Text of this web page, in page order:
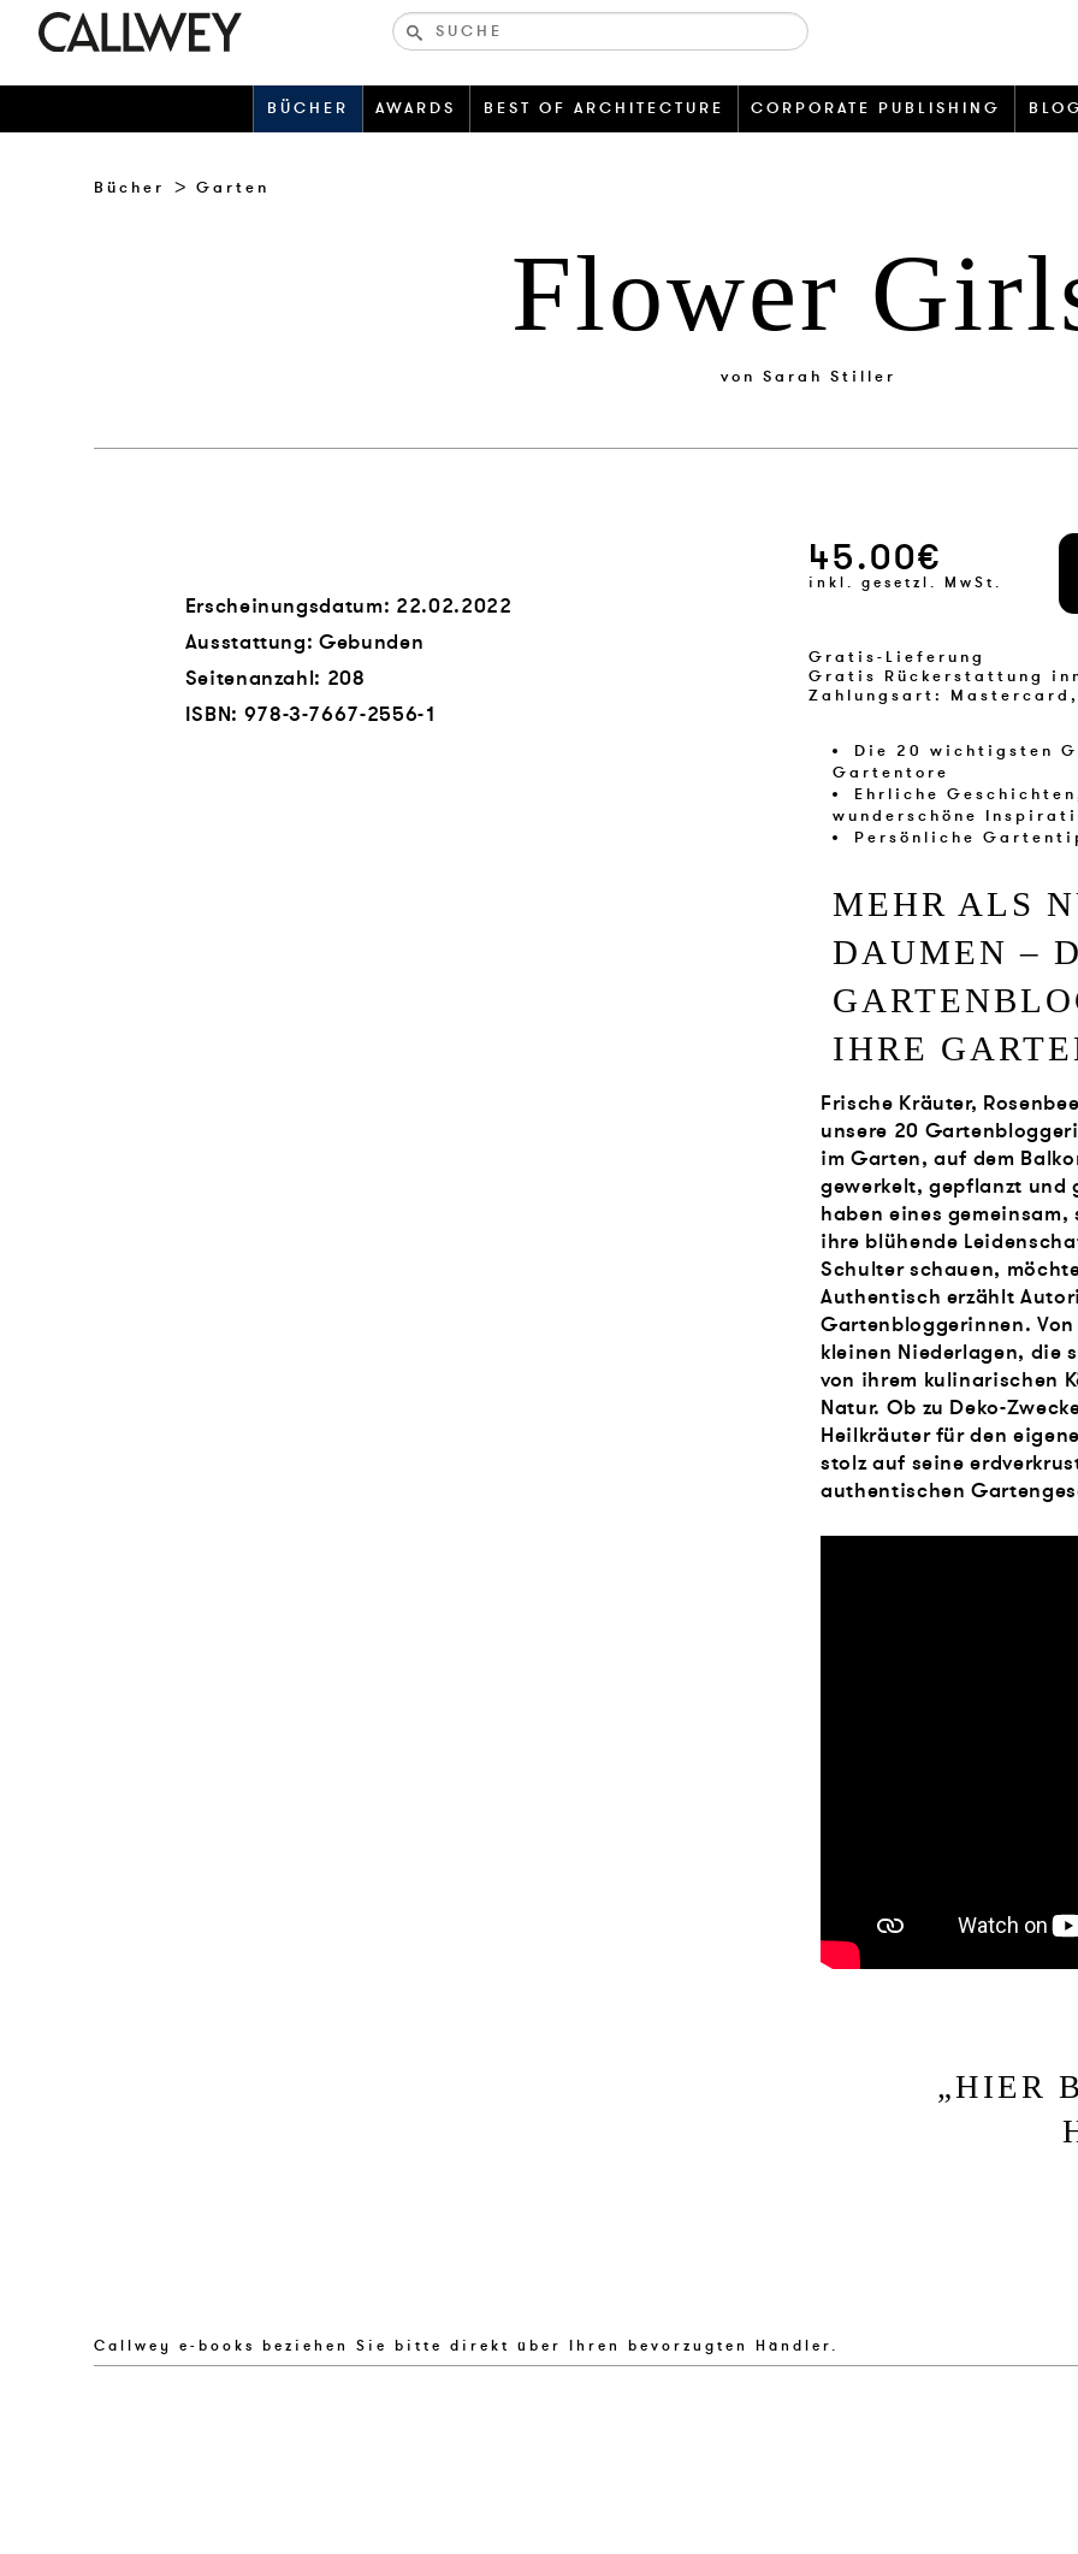
Bücher-
und
zeitschriften
BÜCHER AWARDS BEST OF ARCHITECTURE CORPORATE PUBLISHING
Bücher Garten
Flower
von Sarah Stiller
Erscheinungsdatum: 22.02.2022
Ausstattung: Gebunden
Seitenanzahl: 208
ISBN: 978-3-7667-2556-1
45.00€
inkl. gesetzl. MwSt.
Gratis-Lieferung
Gratis Rückerstattung
Zahlungsart:
Die 20 wichtigsten
Gartentore
Ehrliche
wunderschöne
Persönliche
MEHR ALS
DAUMEN –
IHRE
Frische Kräuter,
unsere 20
im Garten, auf dem
gewerkelt, gepflanzt und
haben eines
ihre blühende
Schulter schauen,
Authentisch erzählt
Gartenbloggerinnen.
kleinen Niederlagen, die
von ihrem kulinarischen
Natur. Ob zu Deko-
Heilkräuter für den
stolz auf seine
authentischen
„HIER
Callwey e-books beziehen Sie bitte direkt über Ihren bevorzugten Händler.